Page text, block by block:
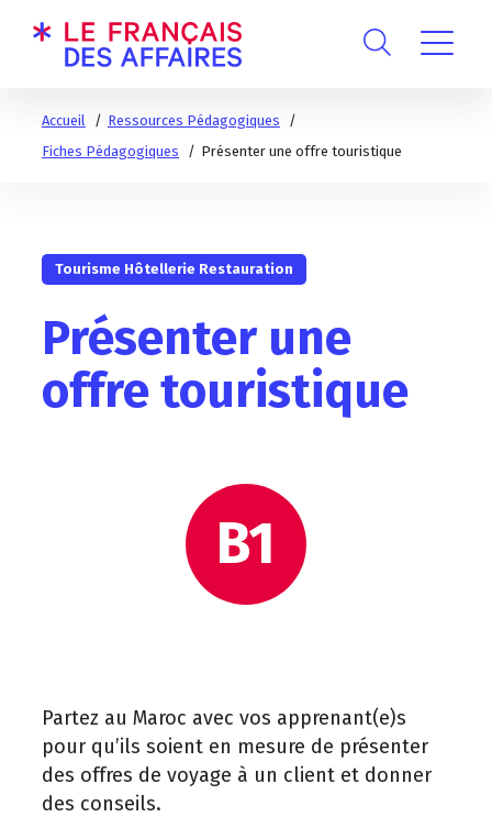
Accueil
Ressources Pédagogiques
Fiches Pédagogiques
Présenter une offre touristique
Tourisme Hôtellerie Restauration
Présenter une
offre touristique
B1
Partez au Maroc avec vos apprenant(e)s
pour qu’ils soient en mesure de présenter
des offres de voyage à un client et donner
des conseils.